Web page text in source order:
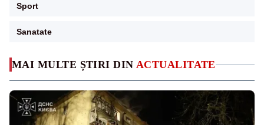
MAI MULTE ȘTIRI DIN ACTUALITATE
Sport
Sanatate